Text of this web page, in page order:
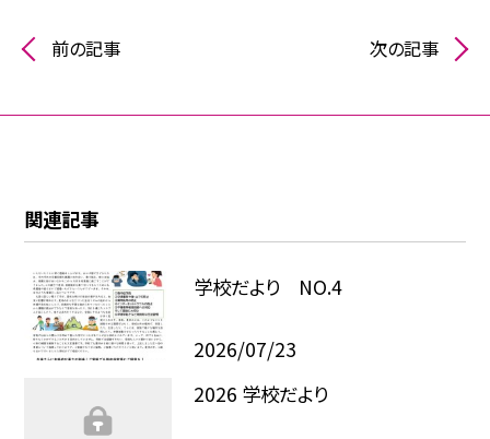
前の記事 次の記事
関連記事
学校だより NO.4
2026/07/23
2026 学校だより